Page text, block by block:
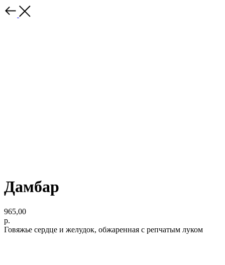
Дамбар
965,00
р.
Говяжье сердце и желудок, обжаренная с репчатым луком